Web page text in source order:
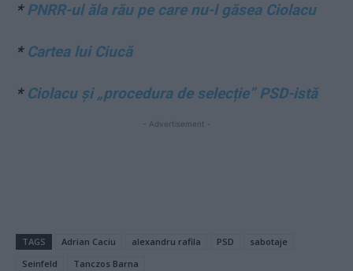
*PNRR-ul ăla rău pe care nu-l găsea Ciolacu
* Cartea lui Ciucă
* Ciolacu și „procedura de selecție” PSD-istă
- Advertisement -
TAGS Adrian Caciu alexandru rafila PSD
sabotaje
Seinfeld
Tanczos Barna